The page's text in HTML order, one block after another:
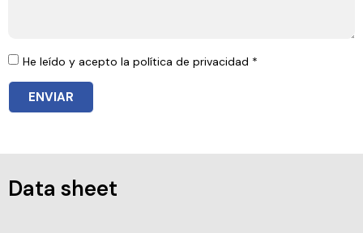
He leído y acepto la política de privacidad *
ENVIAR
Data sheet